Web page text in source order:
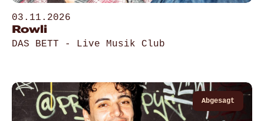
03.11.2026
Rowli
DAS BETT - Live Musik Club
Abgesagt